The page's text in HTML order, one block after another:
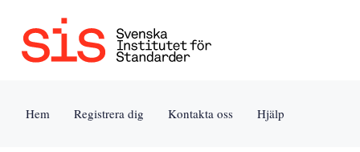
Jump
Tillgänglighet
Användarvillkor
Hem Registrera dig Kontakta oss Hjälp